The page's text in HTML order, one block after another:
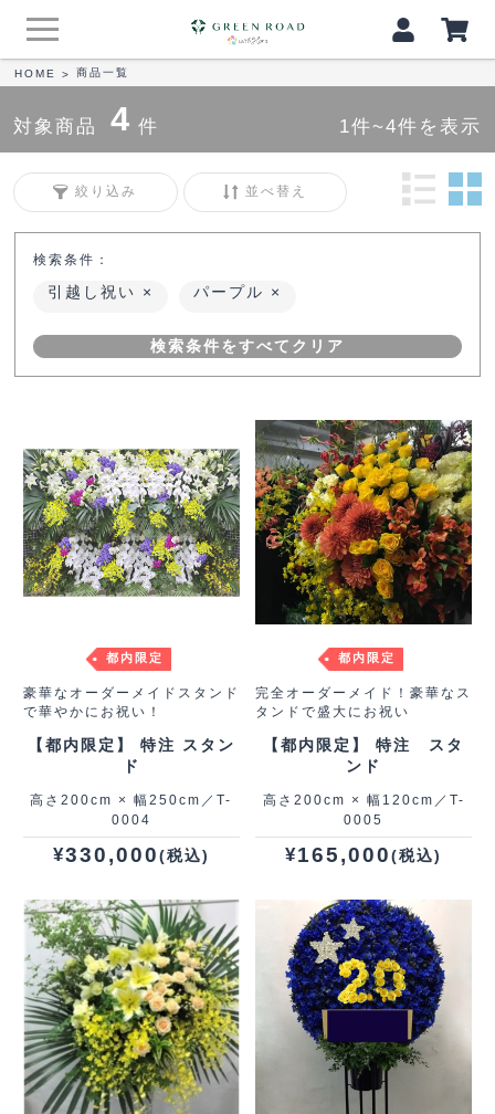
HOME > 商品一覧
対象商品 4 件 1件~4件を表示
絞り込み 並べ替え
検索条件：
引越し祝い パープル
検索条件をすべてクリア
都内限定
豪華なオーダーメイドスタンド
で華やかにお祝い！
【都内限定】 特注 スタン
ド
高さ200cm × 幅250cm／T-
0004
¥330,000(税込)
都内限定
完全オーダーメイド！豪華なス
タンドで盛大にお祝い
【都内限定】 特注 スタ
ンド
高さ200cm × 幅120cm／T-
0005
¥165,000(税込)